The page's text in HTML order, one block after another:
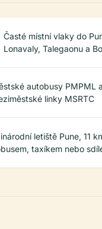
Časté místní vlaky do
Lonavaly, Talegaonu a
autobusy PMPML a
linky MSRTC
letiště Pune, 11
taxíkem nebo